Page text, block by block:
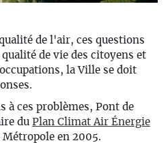
de l'air, ces questions
de vie des citoyens et
la Ville se doit
à ces problèmes, Pont de
du Plan Climat Air Énergie
Métropole en 2005.